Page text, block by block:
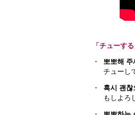
「チューす
・
뽀뽀해 주
チューし
・
혹시 괜
もしよろ